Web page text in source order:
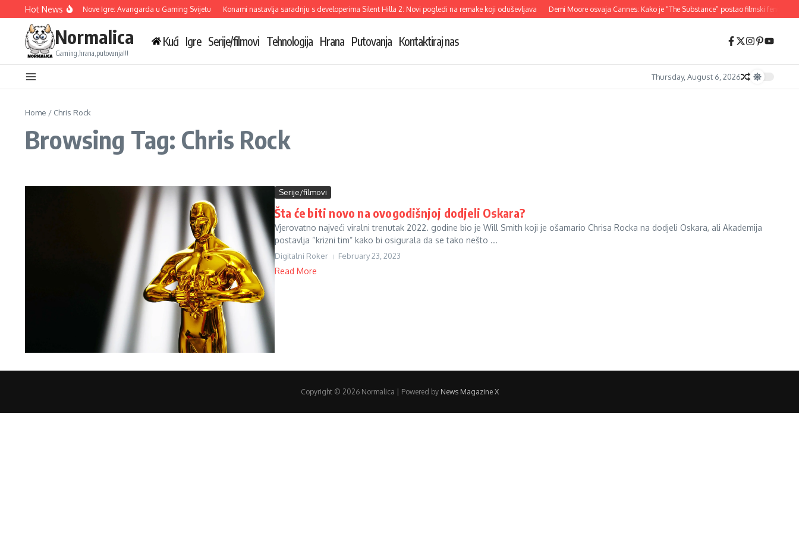
Skip to content
Hot News
Ubisoft Otkriva Tri Nove Igre: Avangarda u Gaming Svijetu Konami nastavlja saradnju s developerima Silent Hilla 2: Novi pogledi na remake koji oduševljava Demi Moore osvaja Cannes: Kako je “The Substance” postao filmski fenomen
Normalica
Gaming,hrana,putovanja!!!
Kući Igre Serije/filmovi Tehnologija Hrana Putovanja Kontaktiraj nas
Thursday, August 6, 2026
Home / Chris Rock
Browsing Tag: Chris Rock
Serije/filmovi
Šta će biti novo na ovogodišnjoj dodjeli Oskara?
Vjerovatno najveći viralni trenutak 2022. godine bio je Will Smith koji je ošamario Chrisa Rocka na dodjeli Oskara, ali Akademija
postavlja “krizni tim” kako bi osigurala da se tako nešto ...
Digitalni Roker February 23, 2023
Read More
Copyright © 2026 Normalica | Powered by News Magazine X